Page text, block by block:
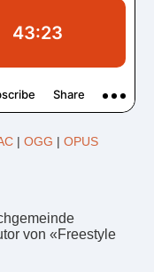
| OGG | OPUS
von «Freestyle